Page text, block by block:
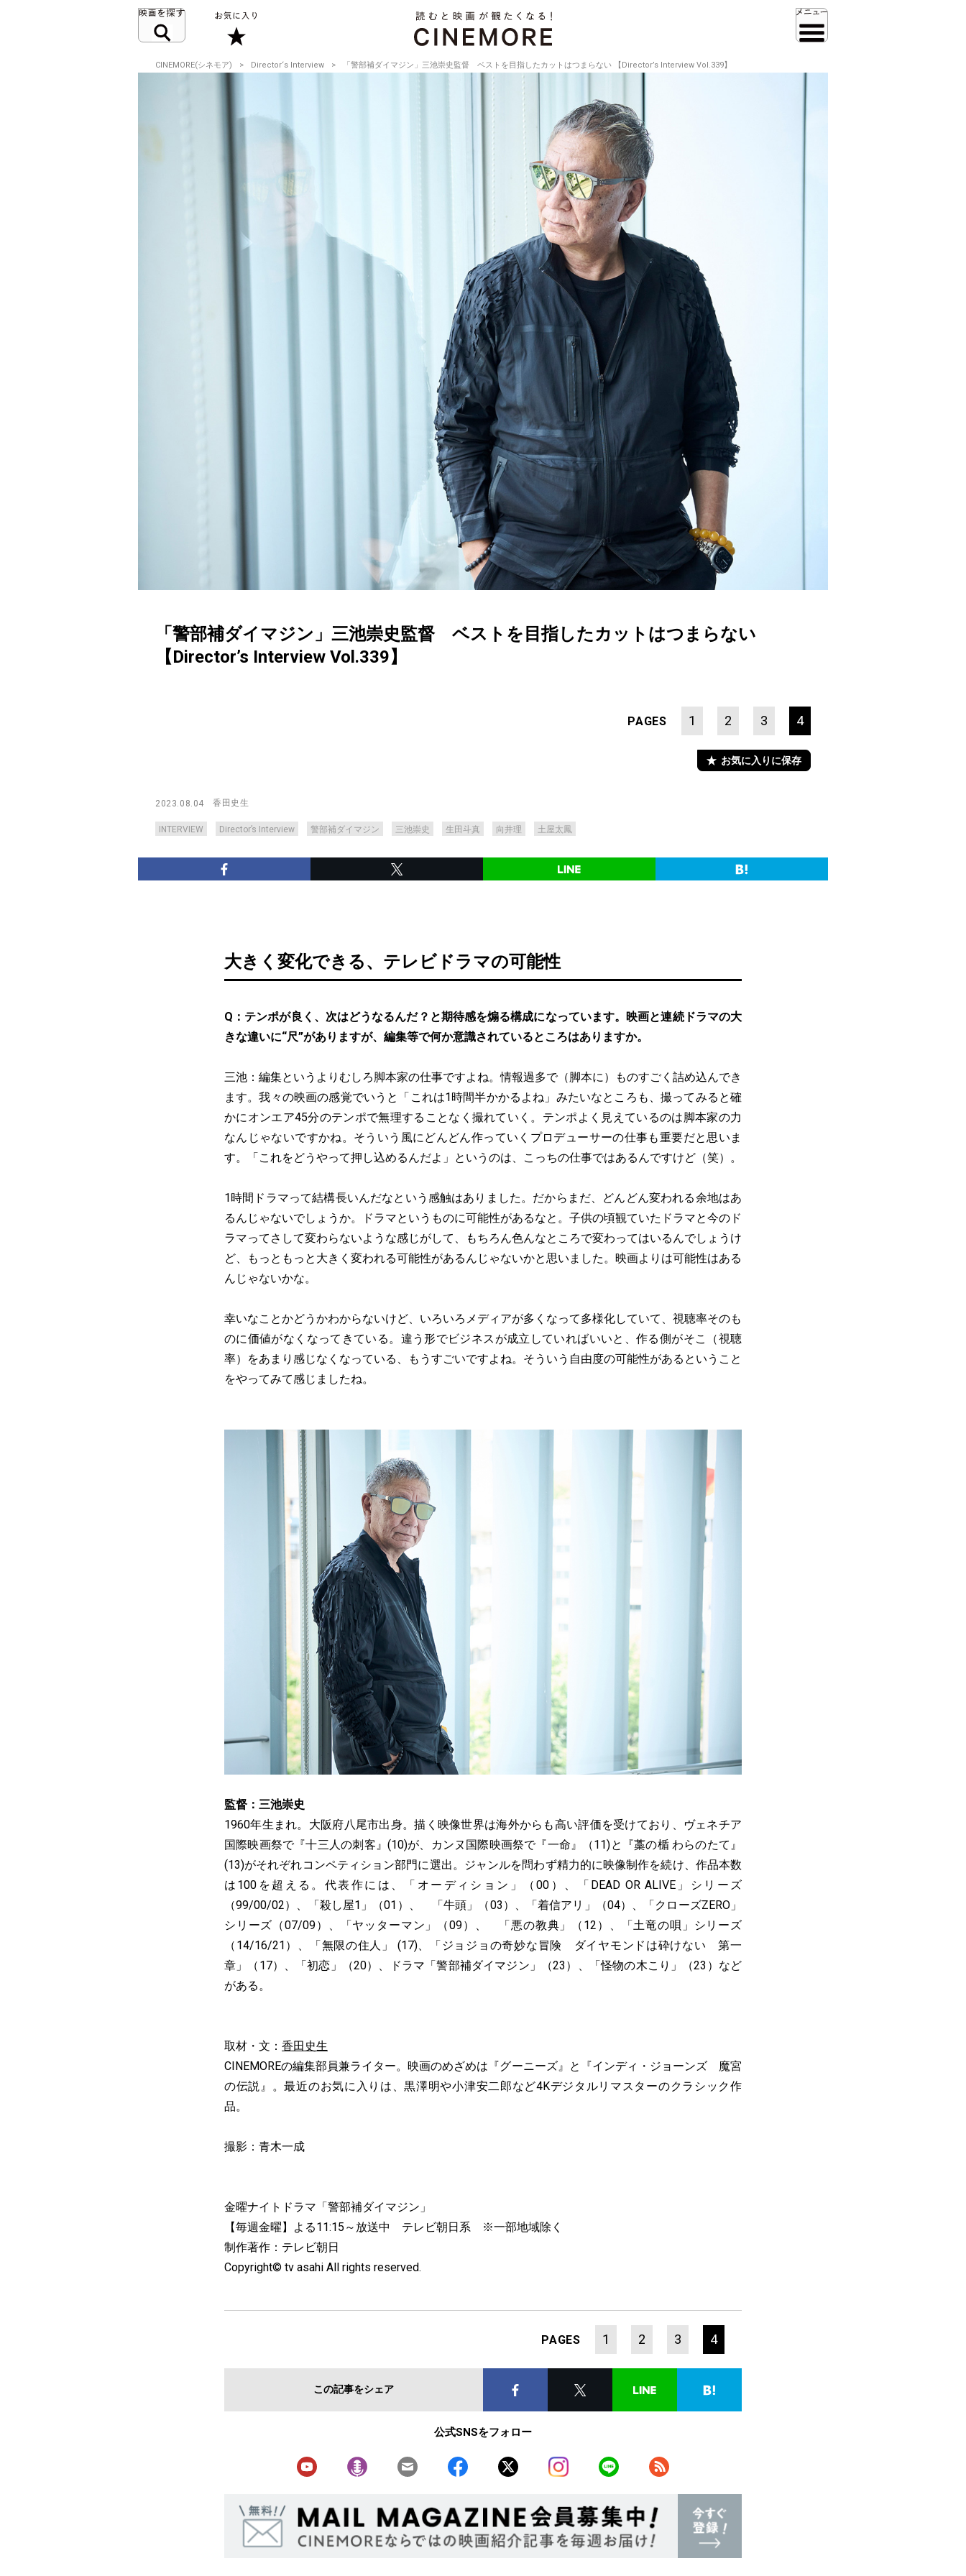
CINEMORE(シネモア) Director‘s Interview 「警部補ダイマジン」三池崇史監督 ベストを目指したカットはつまらない 【Director’s Interview Vol.339】
「警部補ダイマジン」三池崇史監督 ベストを目指したカットはつまらない
【Director’s Interview Vol.339】
PAGES 1 2 3 4
お気に入りに保存
2023.08.04 香田史生
INTERVIEW Director’s Interview 警部補ダイマジン 三池崇史 生田斗真 向井理 土屋太鳳
大きく変化できる、テレビドラマの可能性
Q：テンポが良く、次はどうなるんだ？と期待感を煽る構成になっています。映画と連続ドラマの大
きな違いに“尺”がありますが、編集等で何か意識されているところはありますか。
三池：編集というよりむしろ脚本家の仕事ですよね。情報過多で（脚本に）ものすごく詰め込んでき
ます。我々の映画の感覚でいうと「これは1時間半かかるよね」みたいなところも、撮ってみると確
かにオンエア45分のテンポで無理することなく撮れていく。テンポよく見えているのは脚本家の力
なんじゃないですかね。そういう風にどんどん作っていくプロデューサーの仕事も重要だと思いま
す。「これをどうやって押し込めるんだよ」というのは、こっちの仕事ではあるんですけど（笑）。
1時間ドラマって結構長いんだなという感触はありました。だからまだ、どんどん変われる余地はあ
るんじゃないでしょうか。ドラマというものに可能性があるなと。子供の頃観ていたドラマと今のド
ラマってさして変わらないような感じがして、もちろん色んなところで変わってはいるんでしょうけ
ど、もっともっと大きく変われる可能性があるんじゃないかと思いました。映画よりは可能性はある
んじゃないかな。
幸いなことかどうかわからないけど、いろいろメディアが多くなって多様化していて、視聴率そのも
のに価値がなくなってきている。違う形でビジネスが成立していればいいと、作る側がそこ（視聴
率）をあまり感じなくなっている、もうすごいですよね。そういう自由度の可能性があるということ
をやってみて感じましたね。
監督：三池崇史
1960年生まれ。大阪府八尾市出身。描く映像世界は海外からも高い評価を受けており、ヴェネチア
国際映画祭で『十三人の刺客』(10)が、カンヌ国際映画祭で『一命』（11)と『藁の楯 わらのたて』
(13)がそれぞれコンペティション部門に選出。ジャンルを問わず精力的に映像制作を続け、作品本数
は100を超える。代表作には、「オーディション」（00）、「DEAD OR ALIVE」シリーズ
（99/00/02）、「殺し屋1」（01）、 「牛頭」（03）、「着信アリ」（04）、「クローズZERO」
シリーズ（07/09）、「ヤッターマン」（09）、 「悪の教典」（12）、「土竜の唄」シリーズ
（14/16/21）、「無限の住人」 (17)、「ジョジョの奇妙な冒険 ダイヤモンドは砕けない 第一
章」（17）、「初恋」（20）、ドラマ「警部補ダイマジン」（23）、「怪物の木こり」（23）など
がある。
取材・文： 香田史生
CINEMOREの編集部員兼ライター。映画のめざめは『グーニーズ』と『インディ・ジョーンズ 魔宮
の伝説』。最近のお気に入りは、黒澤明や小津安二郎など4Kデジタルリマスターのクラシック作
品。
撮影：青木一成
金曜ナイトドラマ「警部補ダイマジン」
【毎週金曜】よる11:15～放送中 テレビ朝日系 ※一部地域除く
制作著作：テレビ朝日
Copyright© tv asahi All rights reserved.
PAGES 1 2 3 4
この記事をシェア
公式SNSをフォロー